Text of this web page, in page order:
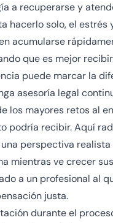
a recuperarse y
hacerlo solo, el
acumularse
que es mejor
puede marcar la
asesoría legal
los mayores retos al
podría recibir. Aquí
perspectiva realista
mientras ve crecer
a un profesional al
justa.
durante el